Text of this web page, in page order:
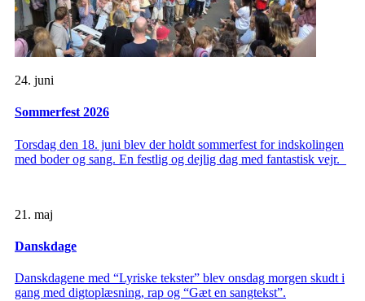
24. juni
Sommerfest 2026
Torsdag den 18. juni blev der holdt sommerfest for indskolingen
med boder og sang. En festlig og dejlig dag med fantastisk vejr.
21. maj
Danskdage
Danskdagene med “Lyriske tekster” blev onsdag morgen skudt i
gang med digtoplæsning, rap og “Gæt en sangtekst”.